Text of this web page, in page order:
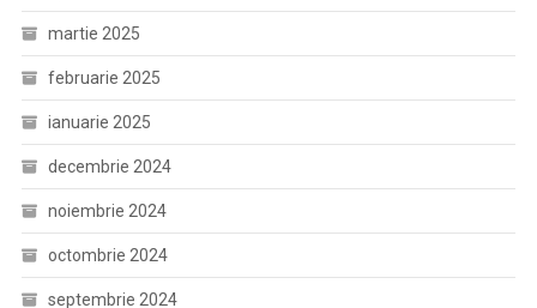
martie 2025
februarie 2025
ianuarie 2025
decembrie 2024
noiembrie 2024
octombrie 2024
septembrie 2024